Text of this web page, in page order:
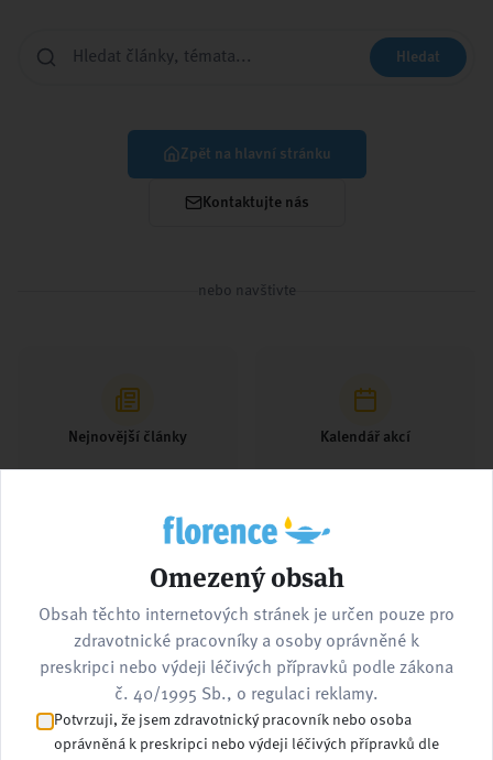
Hledat
Zpět na hlavní stránku
Kontaktujte nás
nebo navštivte
Nejnovější články Kalendář akcí
Omezený obsah
Obsah těchto internetových stránek je určen pouze pro
zdravotnické pracovníky a osoby oprávněné k
preskripci nebo výdeji léčivých přípravků podle zákona
č. 40/1995 Sb., o regulaci reklamy.
Potvrzuji, že jsem zdravotnický pracovník nebo osoba
oprávněná k preskripci nebo výdeji léčivých přípravků dle